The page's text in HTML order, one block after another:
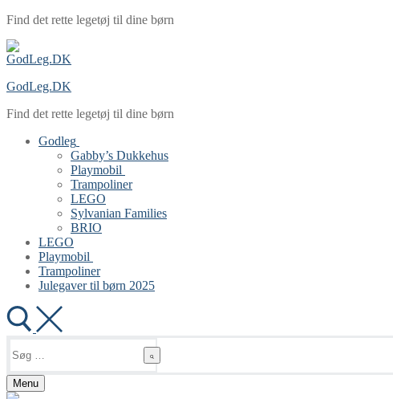
Spring
indhold
Menu
Luk
Find det rette legetøj til dine børn
GodLeg.DK
Find det rette legetøj til dine børn
Godleg
Gabby’s Dukkehus
Playmobil
Trampoliner
LEGO
Sylvanian Families
BRIO
LEGO
Playmobil
Trampoliner
Julegaver til børn 2025
efter:
Menu